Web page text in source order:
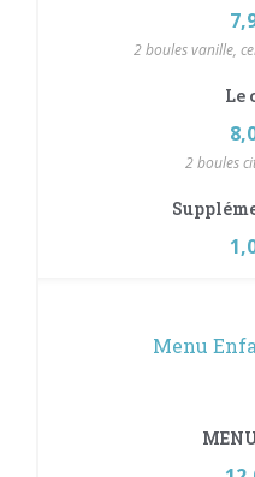
ein neues Fenster))
2 boules vanille,
Le
2 boules
Menu